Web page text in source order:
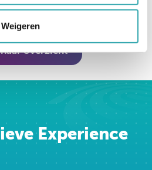
Weigeren
zuil hier
overzicht
Experience